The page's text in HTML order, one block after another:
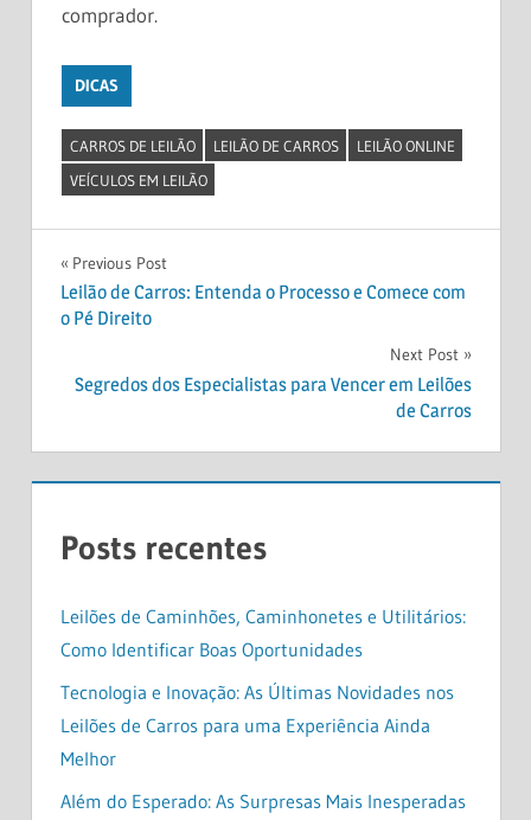
comprador.
DICAS
CARROS DE LEILÃO LEILÃO DE CARROS
LEILÃO ONLINE
VEÍCULOS EM LEILÃO
Navegação
de
Previous Post
Leilão de Carros: Entenda o Processo e Comece com
o Pé Direito
Next Post
Segredos dos Especialistas para Vencer em Leilões
de Carros
Posts recentes
Leilões de Caminhões, Caminhonetes e Utilitários:
Como Identificar Boas Oportunidades
Tecnologia e Inovação: As Últimas Novidades nos
Leilões de Carros para uma Experiência Ainda
Melhor
Além do Esperado: As Surpresas Mais Inesperadas